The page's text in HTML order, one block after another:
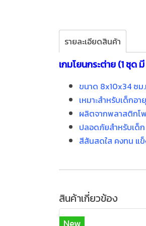
รายละเอียดสินค้า
เกมโยนกระต่าย (1 ชุด
ขนาด 8x10x34 ซม
เหมาะสำหรับเด็กอา
ผลิตจากพลาสติกโ
ปลอดภัยสำหรับเด็ก
สีสันสดใส คงทน แข็
สินค้าเกี่ยวข้อง
New